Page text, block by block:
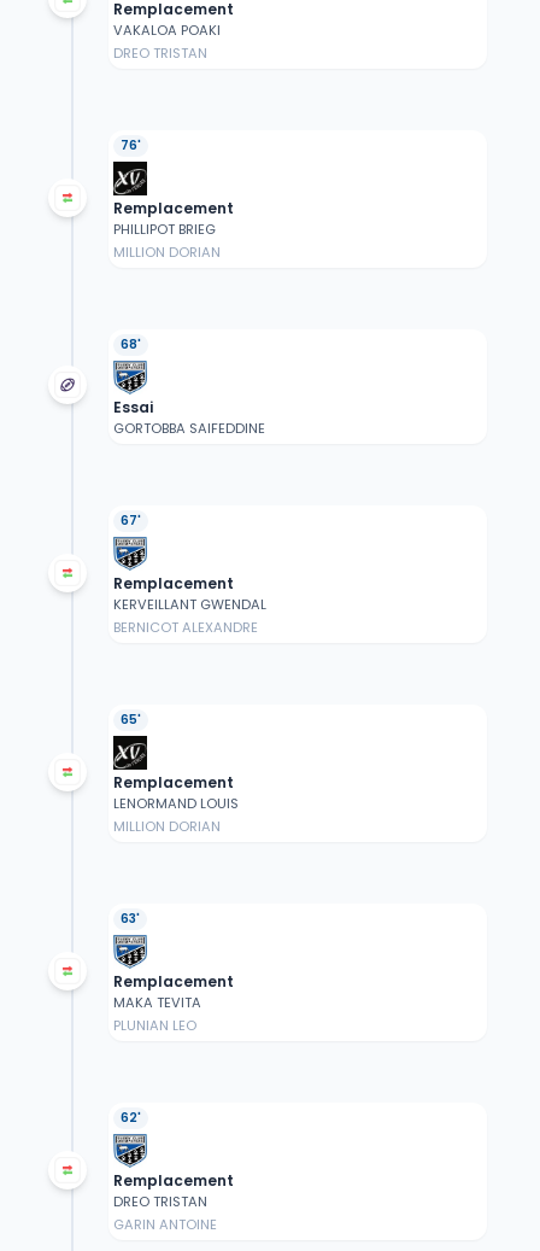
Remplacement
VAKALOA POAKI
DREO TRISTAN
76'
Remplacement
PHILLIPOT BRIEG
MILLION DORIAN
68'
Essai
GORTOBBA SAIFEDDINE
67'
Remplacement
KERVEILLANT GWENDAL
BERNICOT ALEXANDRE
65'
Remplacement
LENORMAND LOUIS
MILLION DORIAN
63'
Remplacement
MAKA TEVITA
PLUNIAN LEO
62'
Remplacement
DREO TRISTAN
GARIN ANTOINE